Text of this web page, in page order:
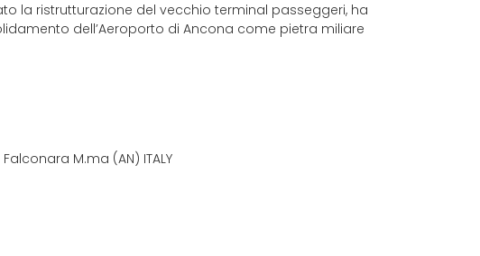
la ristrutturazione del vecchio terminal passeggeri, ha
dell’Aeroporto di Ancona come pietra miliare
M.ma (AN) ITALY